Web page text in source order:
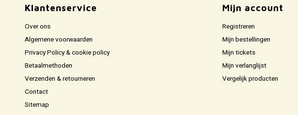
Klantenservice
Over ons
Algemene voorwaarden
Privacy Policy & cookie policy
Betaalmethoden
Verzenden & retourneren
Contact
Sitemap
Mijn account
Registreren
Mijn bestellingen
Mijn tickets
Mijn verlanglijst
Vergelijk producten